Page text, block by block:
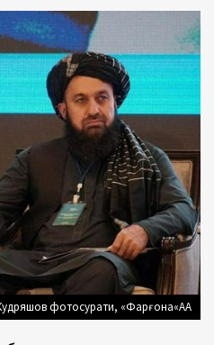
фотосурати, «Фарғона«АА